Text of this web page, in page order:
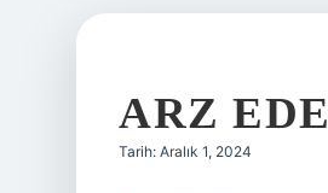
ARZ
Tarih: Aralık 1, 2024